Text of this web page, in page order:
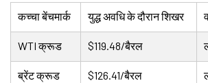
कच्चा बेंचमार्क युद्ध अवधि के दौरान शिखर
WTI क्रूड $119.48/बैरल
ब्रेंट क्रूड $126.41/बैरल